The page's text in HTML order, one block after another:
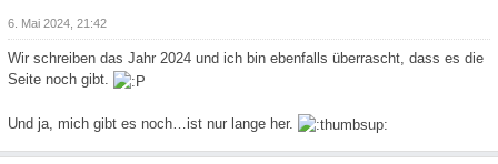
6. Mai 2024, 21:42
Wir schreiben das Jahr 2024 und ich bin ebenfalls überrascht, dass es die
Seite noch gibt.
Und ja, mich gibt es noch…ist nur lange her.